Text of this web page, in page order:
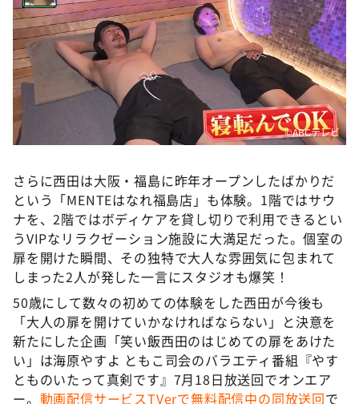
©ABCテレビ
さらに西田は大阪・福島に昨年オープンしたばかりだ
という「MENTEはなれ福島店」も体験。1階ではサウ
ナを、2階ではボディケアを貸し切りで利用できるとい
うVIPなリラクゼーション施設に大満足だった。個室の
扉を開けた瞬間、その独特で大人な雰囲気に包まれて
しまった2人が発した一言にスタジオも爆笑！
50歳にして数々の初めての体験をした西田が今後も
「大人の扉を開けていかなければならない」と決意を
新たにした企画「笑い飯西田のはじめての扉をあけた
い」は海原やすよ ともこ司会のバラエティ番組『やす
とものいたって真剣です』7月18日放送回でオンエア
ー。 動画配信サービスTVerで無料配信中の同放送回で